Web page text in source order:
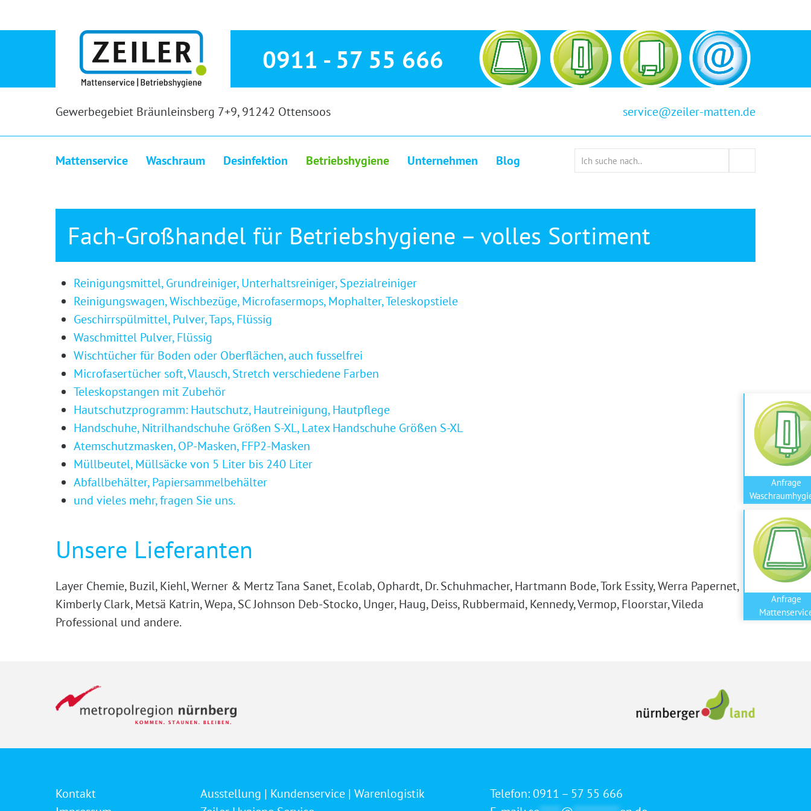
0911 - 57 55 666
Gewerbegebiet Bräunleinsberg 7+9, 91242 Ottensoos service@zeiler-matten.de
Mattenservice Waschraum Desinfektion Betriebshygiene Unternehmen Blog
Fach-Großhandel für Betriebshygiene – volles Sortiment
Reinigungsmittel, Grundreiniger, Unterhaltsreiniger, Spezialreiniger
Reinigungswagen, Wischbezüge, Microfasermops, Mophalter, Teleskopstiele
Geschirrspülmittel, Pulver, Taps, Flüssig
Waschmittel Pulver, Flüssig
Wischtücher für Boden oder Oberflächen, auch fusselfrei
Microfasertücher soft, Vlausch, Stretch verschiedene Farben
Teleskopstangen mit Zubehör
Hautschutzprogramm: Hautschutz, Hautreinigung, Hautpflege
Handschuhe, Nitrilhandschuhe Größen S-XL, Latex Handschuhe Größen S-XL
Atemschutzmasken, OP-Masken, FFP2-Masken
Müllbeutel, Müllsäcke von 5 Liter bis 240 Liter
Abfallbehälter, Papiersammelbehälter
und vieles mehr, fragen Sie uns.
Unsere Lieferanten
Layer Chemie, Buzil, Kiehl, Werner & Mertz Tana Sanet, Ecolab, Ophardt, Dr. Schuhmacher, Hartmann Bode, Tork Essity, Werra Papernet,
Kimberly Clark, Metsä Katrin, Wepa, SC Johnson Deb-Stocko, Unger, Haug, Deiss, Rubbermaid, Kennedy, Vermop, Floorstar, Vileda
Professional und andere.
Kontakt
Ausstellung | Kundenservice | Warenlogistik
Telefon:0911 – 57 55 666
Anfrage
Anfrage